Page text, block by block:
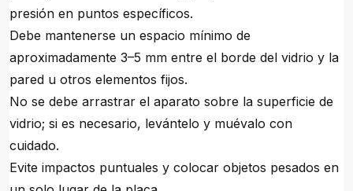
presión en puntos específicos.
Debe mantenerse un espacio mínimo de
aproximadamente 3–5 mm entre el borde del vidrio y la
pared u otros elementos fijos.
No se debe arrastrar el aparato sobre la superficie de
vidrio; si es necesario, levántelo y muévalo con
cuidado.
Evite impactos puntuales y colocar objetos pesados en